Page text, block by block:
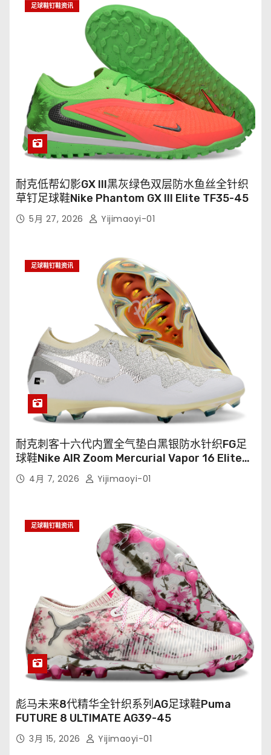
足球鞋钉鞋资讯
耐克低帮幻影GX III黑灰绿色双层防水鱼丝全针织
草钉足球鞋Nike Phantom GX III Elite TF35-45
5月 27, 2026 Yijimaoyi-01
足球鞋钉鞋资讯
耐克刺客十六代内置全气垫白黑银防水针织FG足
球鞋Nike AIR Zoom Mercurial Vapor 16 Elite
XXV FG35-45
4月 7, 2026 Yijimaoyi-01
足球鞋钉鞋资讯
彪马未来8代精华全针织系列AG足球鞋Puma
FUTURE 8 ULTIMATE AG39-45
3月 15, 2026 Yijimaoyi-01